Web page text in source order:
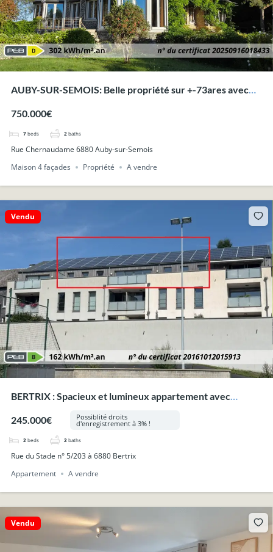
AUBY-SUR-SEMOIS: Belle propriété sur +-73ares avec
750.000€
7 beds 2 baths
Rue Chernaudame 6880 Auby-sur-Semois
Maison 4 façades
Propriété A vendre
Vendu
BERTRIX : Spacieux et lumineux appartement avec
245.000€
Possiblité droits
d'enregistrement à 3% !
2 beds 2 baths
Rue du Stade n° 5/203 à 6880 Bertrix
Appartement
A vendre
Vendu